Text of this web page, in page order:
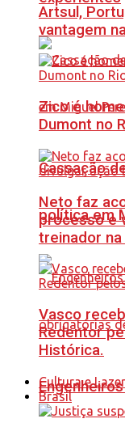
Cassação
política em
Artsul,
vantagem
Zico é
Dumont no
Neto faz
processo e
treinador na
Vasco
Redentor
Histórica.
Cultura e Lazer
Brasil